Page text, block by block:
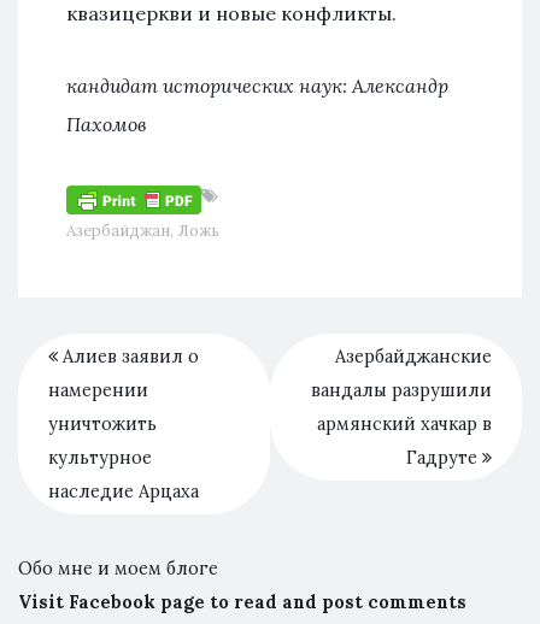
квазицеркви и новые конфликты.
кандидат исторических наук: Александр
Пахомов
Азербайджан, Ложь
Алиев заявил о
намерении
уничтожить
культурное
наследие Арцаха
Азербайджанские
вандалы разрушили
армянский хачкар в
Гадруте
Обо мне и моем блоге
Visit Facebook page to read and post comments